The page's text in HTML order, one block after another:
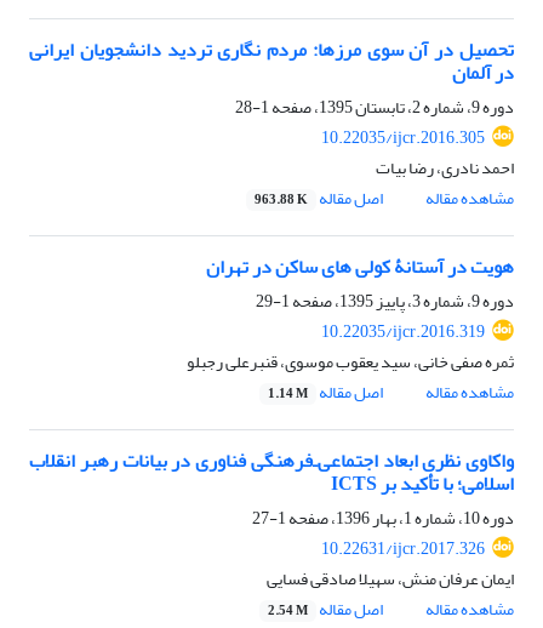
تحصیل در آن سوی مرزها: مردم نگاری‌ تردید دانشجویان ایرانی
در آلمان
دوره 9، شماره 2، تابستان 1395، صفحه
1-28
10.22035/ijcr.2016.305
احمد نادری، رضا بیات
مشاهده مقاله
اصل مقاله 963.88 K
هویت در آستانۀ کولی های ساکن در تهران
دوره 9، شماره 3، پاییز 1395، صفحه
1-29
10.22035/ijcr.2016.319
ثمره صفی خانی، سید یعقوب موسوی، قنبرعلی رجبلو
مشاهده مقاله
اصل مقاله 1.14 M
واکاوی نظری ابعاد اجتماعی‌ـ‌فرهنگی فناوری در بیانات رهبر انقلاب
اسلامی؛ با تأکید بر ICTS
دوره 10، شماره 1، بهار 1396، صفحه
1-27
10.22631/ijcr.2017.326
ایمان عرفان منش، سهیلا صادقی فسایی
مشاهده مقاله
اصل مقاله 2.54 M